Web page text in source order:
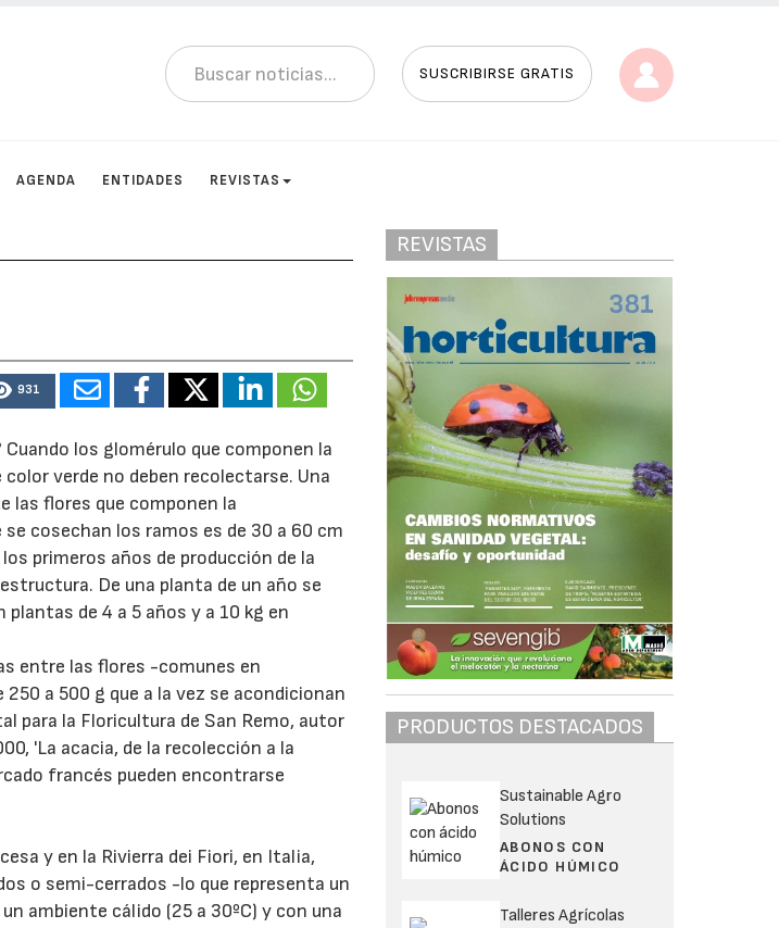
SUSCRIBIRSE GRATIS
AGENDA ENTIDADES REVISTAS
931
los glomérulo que componen la
verde no deben recolectarse. Una
las flores que componen la
cosechan los ramos es de 30 a 60 cm
primeros años de producción de la
De una planta de un año se
de 4 a 5 años y a 10 kg en
entre las flores -comunes en
a 500 g que a la vez se acondicionan
para la Floricultura de San Remo, autor
'La acacia, de la recolección a la
francés pueden encontrarse
y en la Rivierra dei Fiori, en Italia,
o semi-cerrados -lo que representa un
ambiente cálido (25 a 30ºC) y con una
REVISTAS
PRODUCTOS DESTACADOS
Sustainable Agro
Solutions
ABONOS CON
ÁCIDO HÚMICO
Talleres Agrícolas